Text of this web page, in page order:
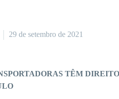
29 de setembro de 2021
TÊM